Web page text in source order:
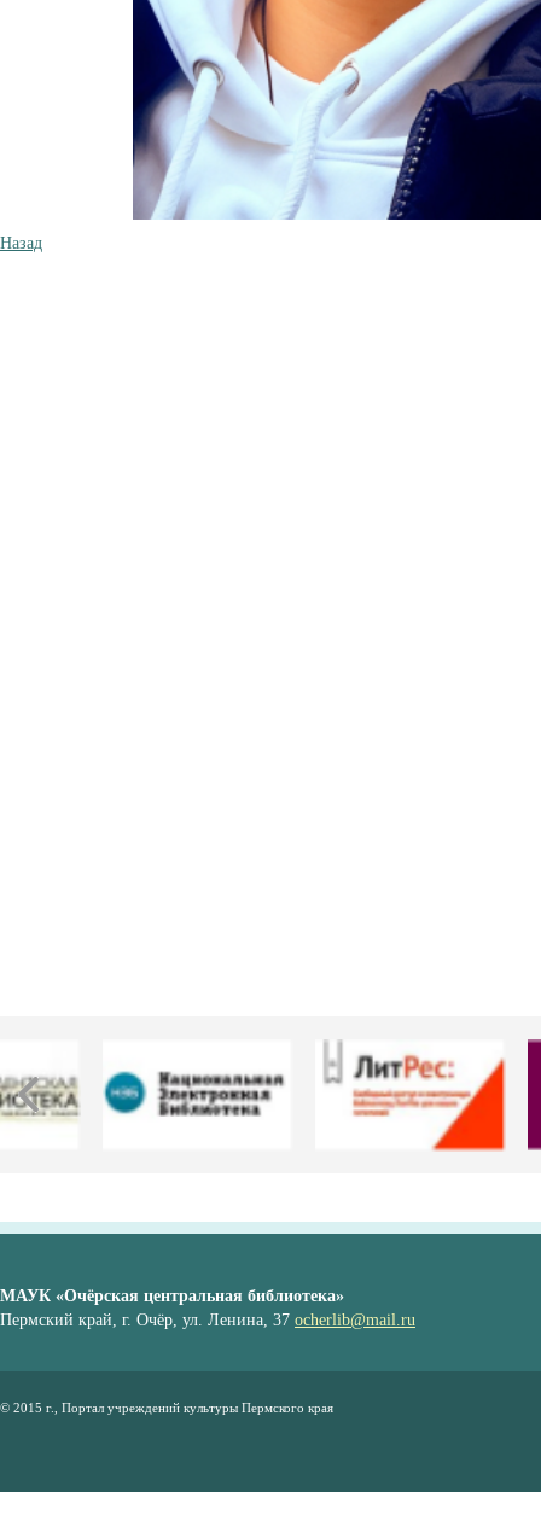
Назад
МАУК «Очёрская центральная библиотека»
Пермский край, г. Очёр, ул. Ленина, 37 ocherlib@mail.ru
© 2015 г., Портал учреждений культуры Пермского края